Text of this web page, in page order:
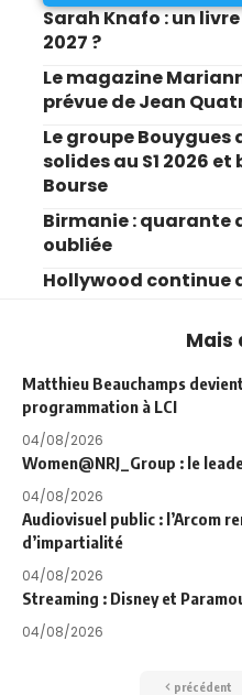
Sarah Knafo : un
2027 ?
Le magazine
prévue de Jean
Le groupe
solides au S1 2026 et
Bourse
Birmanie : quarante
oubliée
Hollywood continue
Mais
Matthieu Beauchamps
programmation à LCI
04/08/2026
Women@NRJ_Group : le
04/08/2026
Audiovisuel public : l’Arcom
d’impartialité
04/08/2026
Streaming : Disney et
04/08/2026
précédent